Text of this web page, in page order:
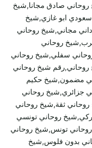
صادق مجانا,شيخ
ابو غازي,شيخ
مجاني,شيخ روحاني
روحاني
سفلي,شيخ روحاني
روحاني,رقم شيخ روحاني
مضمون,شيخ حكيم
جزائري,شيخ روحاني
ثقة,شيخ روحاني
روحاني تونسي
تونس,شيخ روحاني
بدون فلوس,شيخ